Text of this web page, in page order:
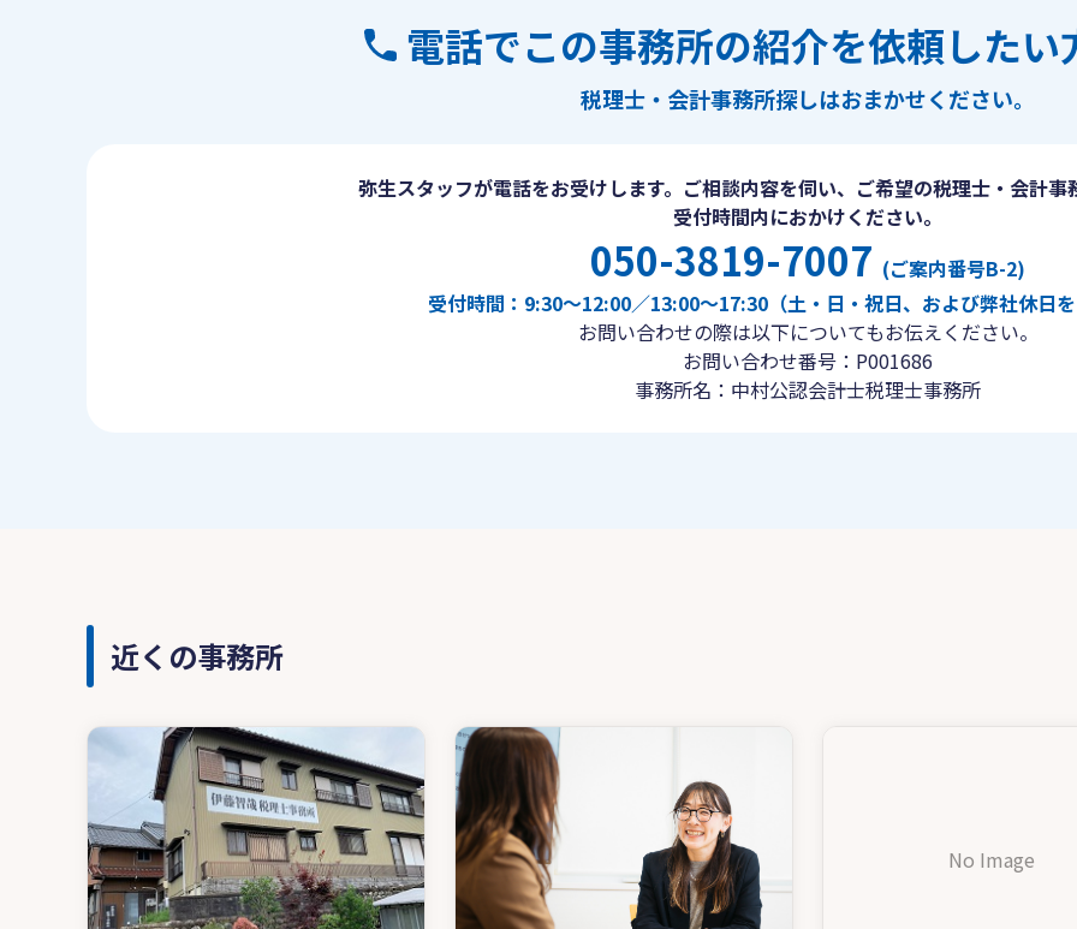
電話でこの事務所の紹介を依頼したい
税理士・会計事務所探しはおまかせください。
弥生スタッフが電話をお受けします。ご相談内容を伺い、ご希望の税理士・会計事
受付時間内におかけください。
050-3819-7007 (ご案内番号B-2)
受付時間：9:30〜12:00／13:00〜17:30（土・日・祝日、および弊社休日
お問い合わせの際は以下についてもお伝えください。
お問い合わせ番号：P001686
事務所名：中村公認会計士税理士事務所
近くの事務所
No Image